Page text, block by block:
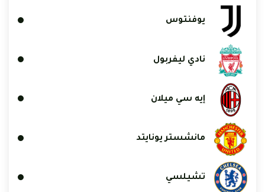
يوفنتوس
نادي ليفربول
إيه سي ميلان
مانشستر يونايتد
تشيلسي